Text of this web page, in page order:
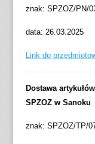
znak: SPZOZ/PN/
data: 26.03.2025
Link do
Dostawa
SPZOZ w Sanoku
znak: SPZOZ/TP/